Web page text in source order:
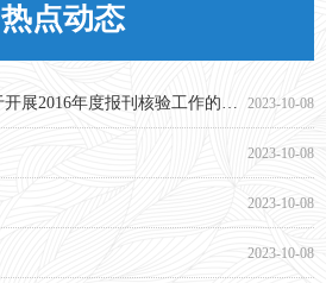
热点动态